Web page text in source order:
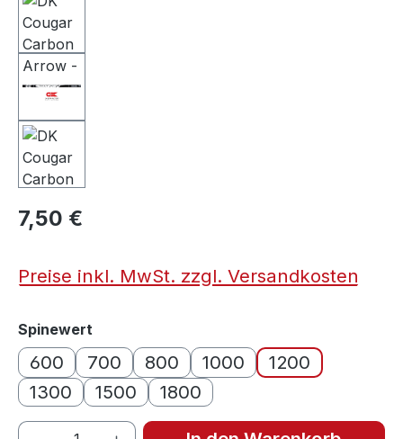
7,50 €
Preise inkl. MwSt. zzgl. Versandkosten
Spinewert
600 700 800 1000
1200
1300
1500 1800